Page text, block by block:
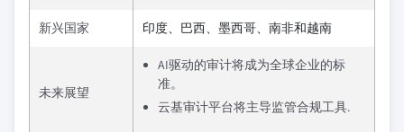
新兴国家 印度、巴西、墨西哥、南非和越南
未来展望
AI驱动的审计将成为全球企业的标
准。
云基审计平台将主导监管合规工具.